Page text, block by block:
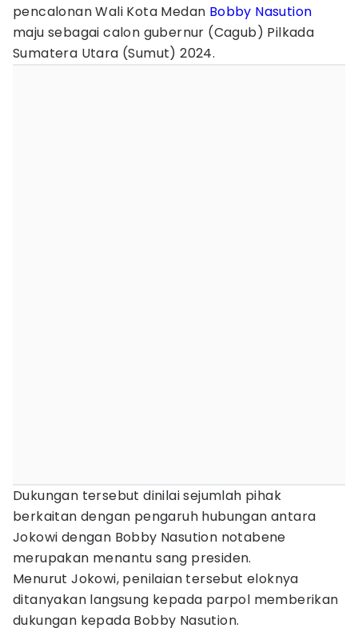
pencalonan Wali Kota Medan Bobby Nasution
maju sebagai calon gubernur (Cagub) Pilkada
Sumatera Utara (Sumut) 2024.
Dukungan tersebut dinilai sejumlah pihak
berkaitan dengan pengaruh hubungan antara
Jokowi dengan Bobby Nasution notabene
merupakan menantu sang presiden.
Menurut Jokowi, penilaian tersebut eloknya
ditanyakan langsung kepada parpol memberikan
dukungan kepada Bobby Nasution.